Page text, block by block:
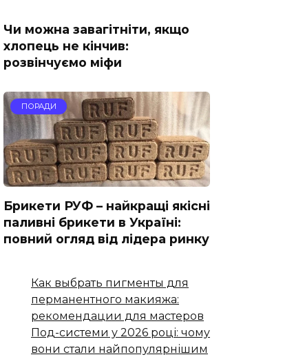
Чи можна завагітніти, якщо
хлопець не кінчив:
розвінчуємо міфи
ПОРАДИ
Брикети РУФ – найкращі якісні
паливні брикети в Україні:
повний огляд від лідера ринку
Как выбрать пигменты для
перманентного макияжа:
рекомендации для мастеров
Под-системи у 2026 році: чому
вони стали найпопулярнішим